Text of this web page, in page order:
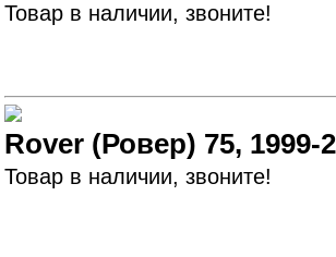
Товар в наличии, звоните!
Rover (Ровер) 75, 1999-
Товар в наличии, звоните!